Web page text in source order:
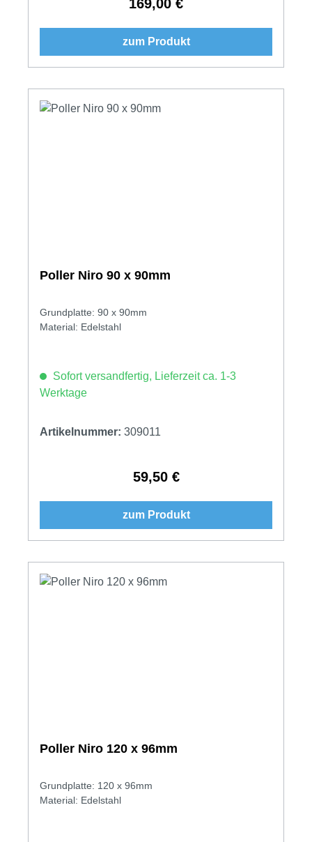
Regulärer Preis:
169,00 €
zum Produkt
Poller Niro 90 x 90mm
Grundplatte: 90 x 90mm
Material: Edelstahl
Sofort versandfertig, Lieferzeit ca. 1-3
Werktage
Artikelnummer: 309011
Regulärer Preis:
59,50 €
zum Produkt
Poller Niro 120 x 96mm
Grundplatte: 120 x 96mm
Material: Edelstahl